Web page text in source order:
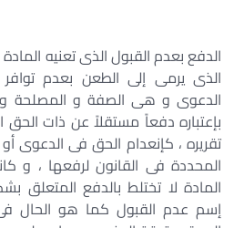
الذى يرمى إلى الطعن بعدم توافر
الدعوى و هى الصفة و المصلحة
بإعتباره دفعاً مستقلاً عن ذات
تقريره ، كإنعدام الحق فى الدعوى
المحددة فى القانون لرفعها ، و
المادة لا تختلط بالدفع المتعلق
إسم عدم القبول كما هو الحال